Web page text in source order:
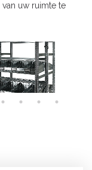
uw ruimte te